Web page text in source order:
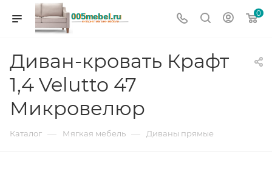
0
Диван-кровать Крафт
1,4 Velutto 47
Микровелюр
Каталог — Мягкая мебель — Диваны прямые